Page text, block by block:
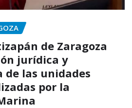
de Zaragoza
jurídica y
las unidades
por la